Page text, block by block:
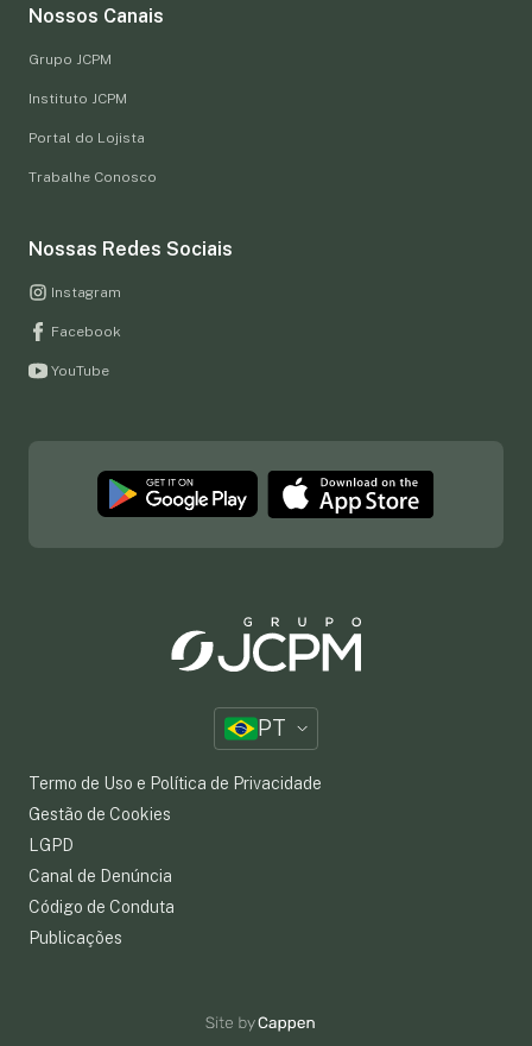
Nossos Canais
Grupo JCPM
Instituto JCPM
Portal do Lojista
Trabalhe Conosco
Nossas Redes Sociais
Instagram
Facebook
YouTube
PT
Termo de Uso e Política de Privacidade
Gestão de Cookies
LGPD
Canal de Denúncia
Código de Conduta
Publicações